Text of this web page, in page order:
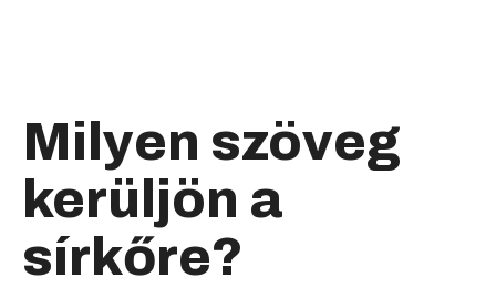
Milyen szöveg
kerüljön a
sírkőre?